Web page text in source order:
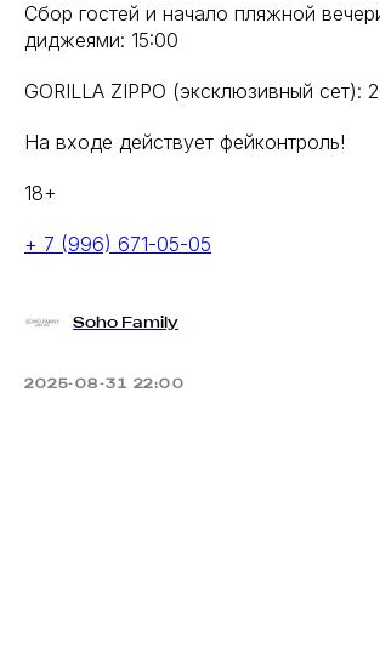
Сбор гостей и начало пляжной
диджеями: 15:00
GORILLA ZIPPO (эксклюзивный сет):
На входе действует фейконтроль!
18+
+ 7 (996) 671-05-05
Soho Family
2025-08-31 22:00